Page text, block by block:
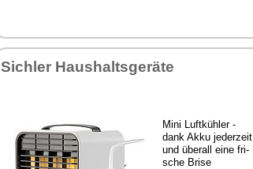
Sich­ler Haus­halts­ge­rä­te
Mi­ni Luft­küh­ler -
dank Ak­ku je­der­zeit
und über­all ei­ne fri­
sche Bri­se